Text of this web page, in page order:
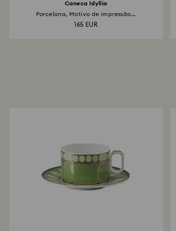
Caneca Idyllia
Porcelana, Motivo de impressão...
165 EUR